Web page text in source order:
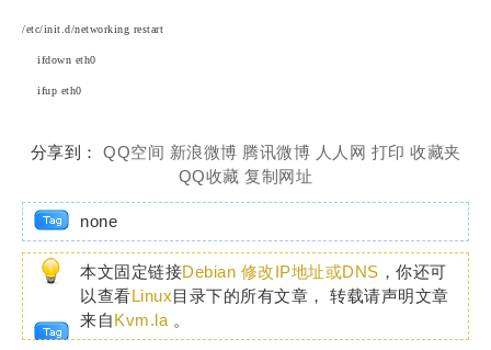
/etc/init.d/networking restart
ifdown eth0
ifup eth0
分享到： QQ空间 新浪微博 腾讯微博 人人网 打印 收藏夹
QQ收藏 复制网址
none
本文固定链接Debian 修改IP地址或DNS ，你还可
以查看Linux目录下的所有文章， 转载请声明文章
来自Kvm.la 。